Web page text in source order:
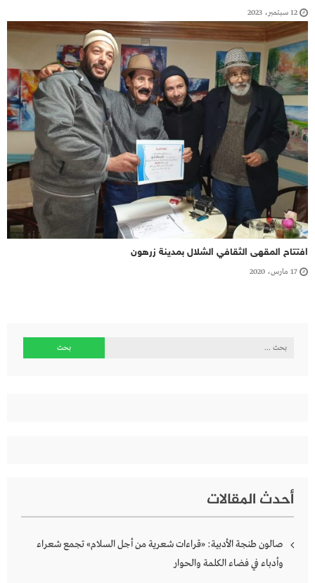
12 سبتمبر، 2023
افتتاح المقهى الثقافي الشلال بمدينة زرهون
17 مارس، 2020
البحث
أحدث المقالات
صالون طنجة الأدبية: «قراءات شعرية من أجل السلام» تجمع شعراء
وأدباء في فضاء الكلمة والحوار